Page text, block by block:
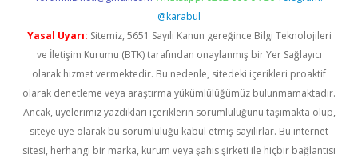
@karabul
Yasal Uyarı: Sitemiz, 5651 Sayılı Kanun gereğince Bilgi Teknolojileri
ve İletişim Kurumu (BTK) tarafından onaylanmış bir Yer Sağlayıcı
olarak hizmet vermektedir. Bu nedenle, sitedeki içerikleri proaktif
olarak denetleme veya araştırma yükümlülüğümüz bulunmamaktadır.
Ancak, üyelerimiz yazdıkları içeriklerin sorumluluğunu taşımakta olup,
siteye üye olarak bu sorumluluğu kabul etmiş sayılırlar. Bu internet
sitesi, herhangi bir marka, kurum veya şahıs şirketi ile hiçbir bağlantısı